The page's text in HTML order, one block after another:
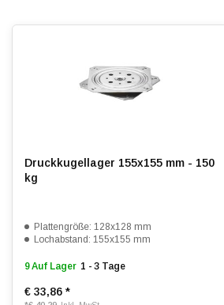
Druckkugellager 155x155 mm - 150
kg
Plattengröße: 128x128 mm
Lochabstand: 155x155 mm
9 Auf Lager 1 - 3 Tage
€ 33,86 *